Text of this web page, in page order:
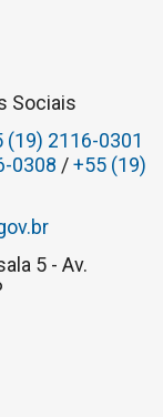
Sociais
(19) 2116-0301
0308 /+55 (19)
5 - Av.